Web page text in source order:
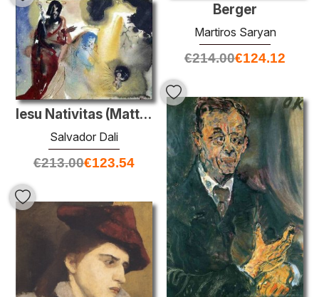
Berger
Martiros Saryan
€214.00€124.12
Iesu Nativitas (Matthieu 1:20)
Salvador Dali
€213.00€123.54